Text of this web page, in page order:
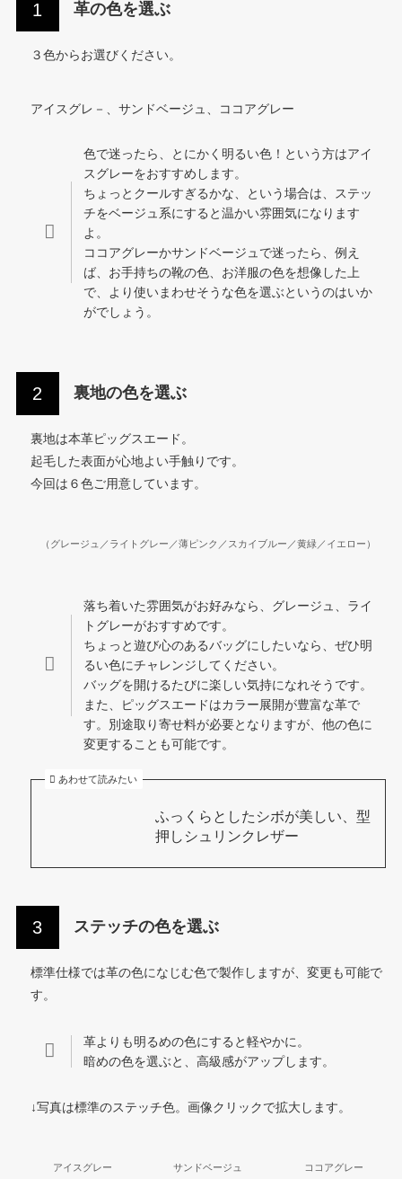
革の色を選ぶ
３色からお選びください。
アイスグレ－、サンドベージュ、ココアグレー
色で迷ったら、とにかく明るい色！という方はアイ
スグレーをおすすめします。
ちょっとクールすぎるかな、という場合は、ステッ
チをベージュ系にすると温かい雰囲気になります
よ。
ココアグレーかサンドベージュで迷ったら、例え
ば、お手持ちの靴の色、お洋服の色を想像した上
で、より使いまわせそうな色を選ぶというのはいか
がでしょう。
裏地の色を選ぶ
裏地は本革ピッグスエード。
起毛した表面が心地よい手触りです。
今回は６色ご用意しています。
（グレージュ／ライトグレー／薄ピンク／スカイブルー／黄緑／イエロー）
落ち着いた雰囲気がお好みなら、グレージュ、ライ
トグレーがおすすめです。
ちょっと遊び心のあるバッグにしたいなら、ぜひ明
るい色にチャレンジしてください。
バッグを開けるたびに楽しい気持になれそうです。
また、ピッグスエードはカラー展開が豊富な革で
す。別途取り寄せ料が必要となりますが、他の色に
変更することも可能です。
あわせて読みたい
ふっくらとしたシボが美しい、型
押しシュリンクレザー
ステッチの色を選ぶ
標準仕様では革の色になじむ色で製作しますが、変更も可能で
す。
革よりも明るめの色にすると軽やかに。
暗めの色を選ぶと、高級感がアップします。
↓写真は標準のステッチ色。画像クリックで拡大します。
アイスグレー サンドベージュ ココアグレー